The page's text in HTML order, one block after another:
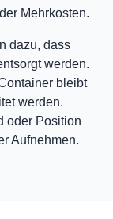
Mehrkosten.
dazu, dass
werden.
bleibt
werden.
oder Position
Aufnehmen.